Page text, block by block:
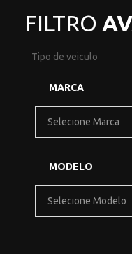
FILTRO
Tipo de veiculo
MARCA
Selecione Marca
MODELO
Selecione Modelo